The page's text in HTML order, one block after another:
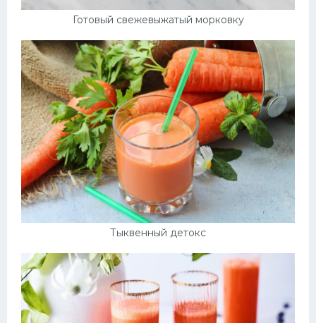
Готовый свежевыжатый морковку
Тыквенный детокс